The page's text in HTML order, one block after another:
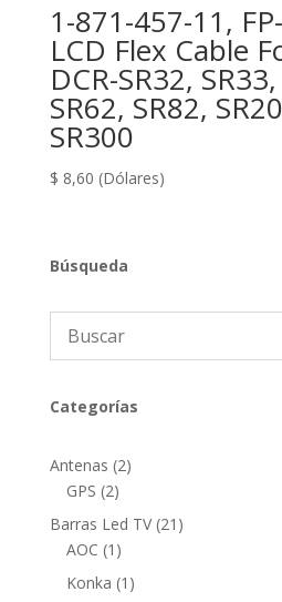
1-871-457-11,
LCD Flex Cable
DCR-SR32,
SR62, SR82,
SR300
$ 8,60 (Dólares)
Búsqueda
Categorías
Antenas 22
GPS 22
productos
Barras Led TV 21 21
AOC 1 1
producto
Konka 1 1